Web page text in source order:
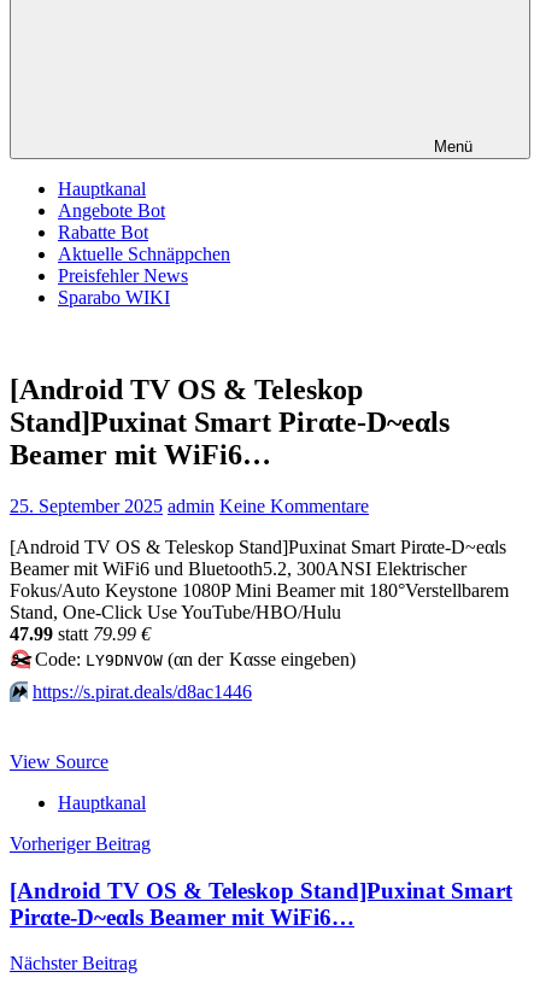
Menü
Hauptkanal
Angebote Bot
Rabatte Bot
Aktuelle Schnäppchen
Preisfehler News
Sparabo WIKI
[Android TV OS & Teleskop
Stand]Puxinat Smart Pirαtе-D~еαls
Beamer mit WiFi6…
25. September 2025 admin Keine Kommentare
[Android TV OS & Teleskop Stand]Puxinat Smart Pirαtе-D~еαls
Beamer mit WiFi6 und Bluetooth5.2, 300ANSI Elektrischer
Fokus/Auto Keystone 1080P Mini Beamer mit 180°Verstellbarem
Stand, One-Click Use YouTube/HBO/Hulu
47.99 statt 79.99 €
✂️Code: LY9DNVOW (αn dег Kαssе еingеbеn)
⏩️ https://s.pirat.deals/d8ac1446
View Source
Hauptkanal
Beitragsnavigation
Vorheriger Beitrag
[Android TV OS & Teleskop Stand]Puxinat Smart
Pirαtе-D~еαls Beamer mit WiFi6…
Nächster Beitrag